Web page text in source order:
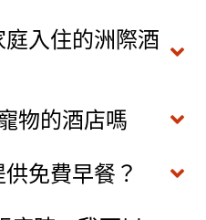
入住的洲際酒
物的酒店嗎
免費早餐？